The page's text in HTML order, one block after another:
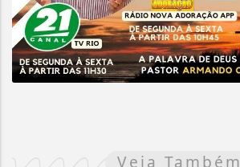
Veja Também